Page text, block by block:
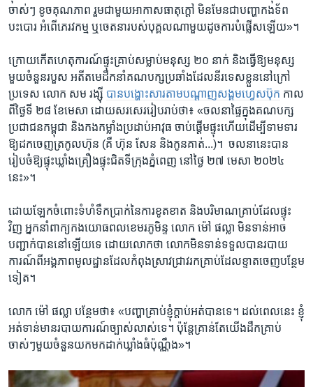
ចាស់ៗ ​ខូច​គុណ​ភាព ​រួម​ជាមួយ​អាកាស​ធាតុ​ក្តៅ ​មិន​មែន​ជា​បញ្ហា​កងទ័ព​
បះបោរ​ អំពើ​ភេរវ​កម្ម ​ឬ​ចេតនា​របស់​បុគ្គល​ណាមួយ​ដូច​ការ​បំផ្លើស​ឡើយ»។​
ក្រោយ​កើត​ហេតុ​ការណ៍​ផ្ទុះ​គ្រាប់​សម្លាប់​មនុស្ស​ ២០ ​នាក់ ​និង​ធ្វើ​ឱ្យ​មនុស្ស​
មួយ​ចំនួន​របួស​ អតីត​មេ​ដឹកនាំ​គណបក្ស​ប្រឆាំង​ដែល​នីរទេស​ខ្លួន​នៅ​ក្រៅ​
ប្រទេស​ លោក ​សម រង្ស៊ី ​ បាន​បង្ហោះ​សារ​តាម​បណ្តាញ​សង្គម​ហ្វេសប៊ុក ​កាល​
ពី​ថ្ងៃទី​ ២៨ ​ខែ​មេសា ​ដោយ​សរសេរ​រៀប​រាប់​ថា៖‍​ «ចលនា​ផ្ទៃ​ក្នុង​គណបក្ស​
ប្រជាជន​កម្ពុជា ​និង​កង​កម្លាំង​ប្រដាប់​អាវុធ ​ចាប់​ផ្តើម​ផ្ទុះ​ហើយ​ដើម្បី​ទាមទារ​
ឱ្យ​ដក​ចេញ​ត្រកូល​ហ៊ុន ​(គឺ ​ហ៊ុន សែន​ និង​កូន​គាត់​...)។ ​ ចលនា​នេះ​បាន​
រៀប​ចំ​ឱ្យ​ផ្ទុះ​ឃ្លាំង​គ្រឿង​ផ្ទុះ​ជិត​ទី​ក្រុង​ភ្នំពេញ ​នៅ​ថ្ងៃ​ ២៧ ​មេសា ​២០២៤ ​
នេះ»។​
ដោយ​ឡែក​ចំពោះ​ទំហំ​ទឹក​ប្រាក់​នៃ​ការ​ខូត​ខាត ​និង​បរិមាណ​គ្រាប់​ដែល​ផ្ទុះ​
វិញ​ អ្នក​នាំពាក្យ​កង​យោធពល​ខេមរ​ភូមិន្ទ​ លោក​ ម៉ៅ ផល្លា ​មិន​ទាន់​អាច​
បញ្ជាក់​បាន​នៅ​ឡើយ​ទេ ​ដោយ​លោក​ថា​ លោក​មិន​ទាន់​ទទួល​បាន​របាយ​
ការណ៍​ពី​អង្គភាព​មូលដ្ឋាន​ដែល​កំពុង​ស្រាវ​ជ្រាវ​រក​គ្រាប់​ដែល​ខ្ទាត​ចេញ​បន្ថែម​
ទៀត។​
លោក ​ម៉ៅ ផល្លា ​បន្ថែម​ថា៖ ​«បញ្ហា​គ្រាប់​ខ្ញុំ​ក្តាប់​អត់​បាន​ទេ។ ​ដល់​ពេល​នេះ ​ខ្ញុំ​
អត់​ទាន់​មាន​របាយ​ការណ៍​ច្បាស់​លាស់​ទេ។​ ប៉ុន្តែ​គ្រាន់​តែ​យើង​ដឹក​គ្រាប់​
ចាស់ៗ​មួយ​ចំនួន​យក​មក​ដាក់​ឃ្លាំង​ធំ​ប៉ុណ្ណឹង»។​